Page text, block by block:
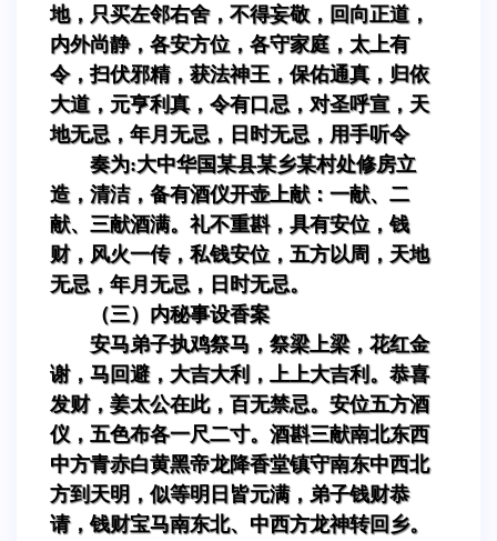
地，只买左邻右舍，不得妄敬，回向正道，
内外尚静，各安方位，各守家庭，太上有
令，扫伏邪精，获法神王，保佑通真，归依
大道，元亨利真，令有口忌，对圣呼宣，天
地无忌，年月无忌，日时无忌，用手听令
奏为:大中华国某县某乡某村处修房立
造，清洁，备有酒仪开壶上献：一献、二
献、三献酒满。礼不重斟，具有安位，钱
财，风火一传，私钱安位，五方以周，天地
无忌，年月无忌，日时无忌。
（三）内秘事设香案
安马弟子执鸡祭马，祭梁上梁，花红金
谢，马回避，大吉大利，上上大吉利。恭喜
发财，姜太公在此，百无禁忌。安位五方酒
仪，五色布各一尺二寸。酒斟三献南北东西
中方青赤白黄黑帝龙降香堂镇守南东中西北
方到天明，似等明日皆元满，弟子钱财恭
请，钱财宝马南东北、中西方龙神转回乡。